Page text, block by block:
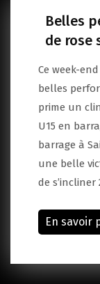
Belles
de rose
Ce week-
belles
prime un
U15 en
barrage à
une belle
de
En savoir